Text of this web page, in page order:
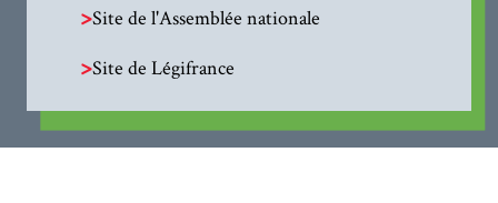
>Site de l'Assemblée nationale
>Site de Légifrance